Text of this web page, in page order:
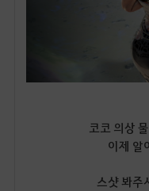
코코 의상
이제 알
스샷 봐